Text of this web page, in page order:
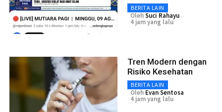
BERITA LAIN
OlehSuci Rahayu
4 jam yang lalu
Tren Modern dengan
Risiko Kesehatan
BERITA LAIN
Oleh Evan Sentosa
4 jam yang lalu